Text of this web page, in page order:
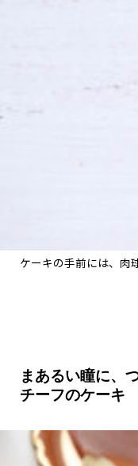
ケーキの手前には、肉
まあるい瞳に、
チーフのケーキ